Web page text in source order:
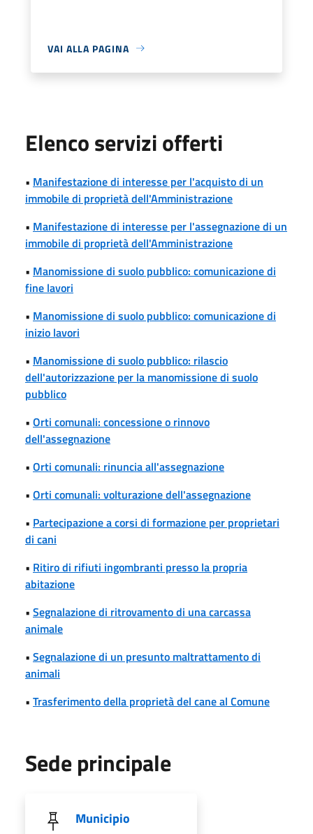
VAI ALLA PAGINA
Elenco servizi offerti
• Manifestazione di interesse per l'acquisto di un
immobile di proprietà dell'Amministrazione
• Manifestazione di interesse per l'assegnazione di un
immobile di proprietà dell'Amministrazione
• Manomissione di suolo pubblico: comunicazione di
fine lavori
• Manomissione di suolo pubblico: comunicazione di
inizio lavori
• Manomissione di suolo pubblico: rilascio
dell'autorizzazione per la manomissione di suolo
pubblico
• Orti comunali: concessione o rinnovo
dell'assegnazione
• Orti comunali: rinuncia all'assegnazione
• Orti comunali: volturazione dell'assegnazione
• Partecipazione a corsi di formazione per proprietari
di cani
• Ritiro di rifiuti ingombranti presso la propria
abitazione
• Segnalazione di ritrovamento di una carcassa
animale
• Segnalazione di un presunto maltrattamento di
animali
• Trasferimento della proprietà del cane al Comune
Sede principale
Municipio